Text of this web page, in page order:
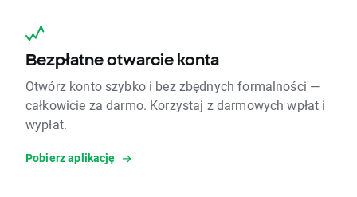
Bezpłatne otwarcie konta
Otwórz konto szybko i bez zbędnych formalności —
całkowicie za darmo. Korzystaj z darmowych wpłat i
wypłat.
Pobierz aplikację